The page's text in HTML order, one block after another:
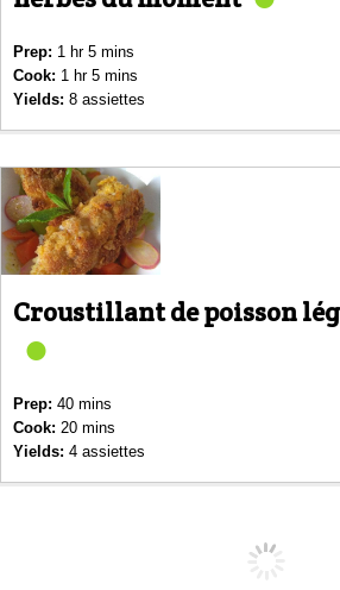
Prep: 1 hr 5 mins
Cook: 1 hr 5 mins
Yields: 8 assiettes
Croustillant de poisson
Prep: 40 mins
Cook: 20 mins
Yields: 4 assiettes